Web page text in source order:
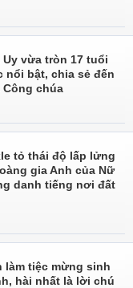
vừa tròn 17 tuổi
nổi bật, chia sẻ đến
chúa
tỏ thái độ lấp lửng
gia Anh của Nữ
danh tiếng nơi đất
làm tiệc mừng sinh
hài nhất là lời chú